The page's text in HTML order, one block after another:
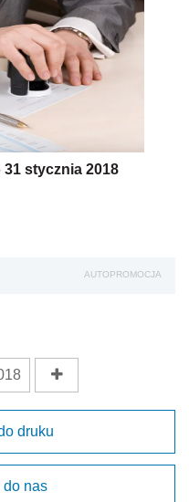
31 stycznia 2018
AUTOPROMOCJA
druku
do nas